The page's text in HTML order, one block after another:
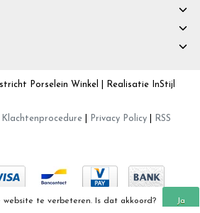
Porselein Winkel | Realisatie InStijl
Klachtenprocedure Privacy Policy
RSS
website te verbeteren. Is dat akkoord? Ja